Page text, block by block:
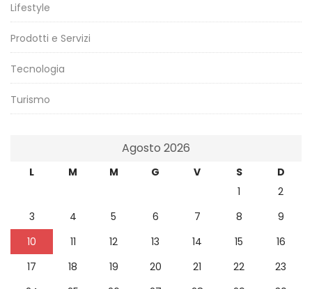
Lifestyle
Prodotti e Servizi
Tecnologia
Turismo
Agosto 2026
L M M G V S
D
1
2
3
4 5 6 7 8
9
10
11 12 13 14 15
16
17
18 19 20 21 22
23